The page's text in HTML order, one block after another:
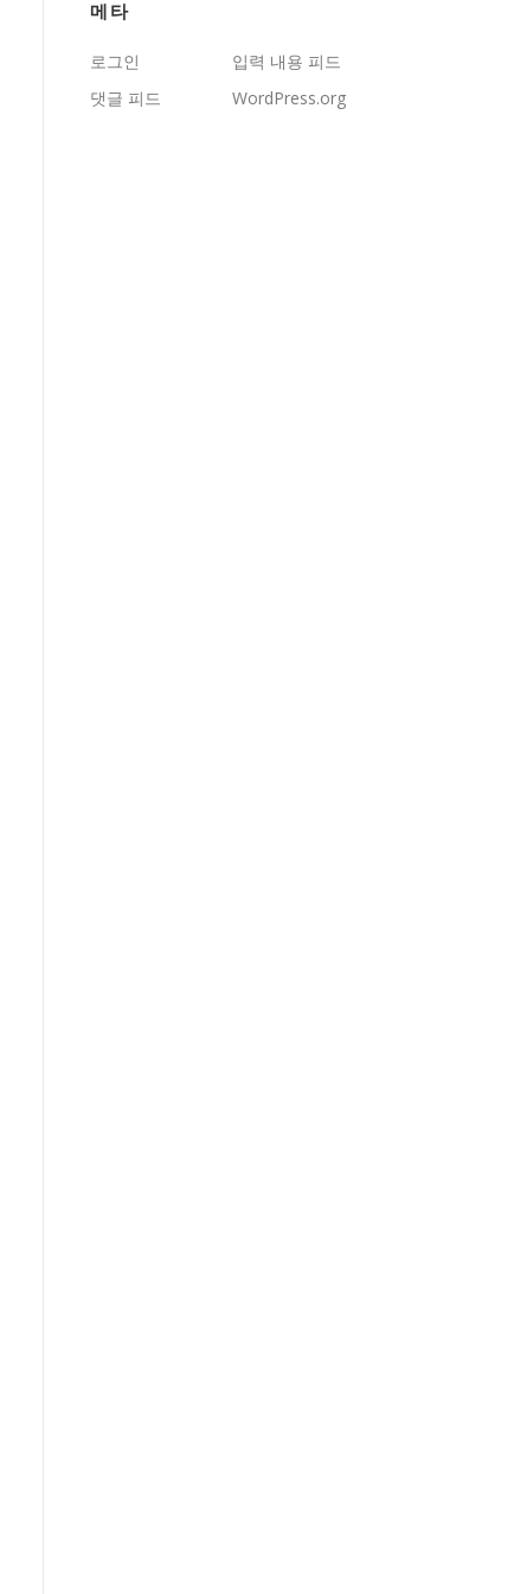
메타
로그인
입력 내용 피드
댓글 피드
WordPress.org